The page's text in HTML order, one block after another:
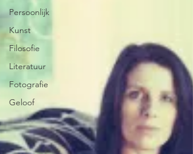
Persoonlijk
Kunst
Filosofie
Literatuur
Fotografie
Geloof